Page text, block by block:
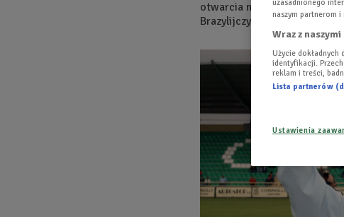
otwarcia mistrzostw świata
Brazylijczyka.
uzasadnionego
naszym partnerom i
Wraz z
Użycie dokładnych
identyfikacji.
reklam i treści,
Lista partnerów
Ustawienia